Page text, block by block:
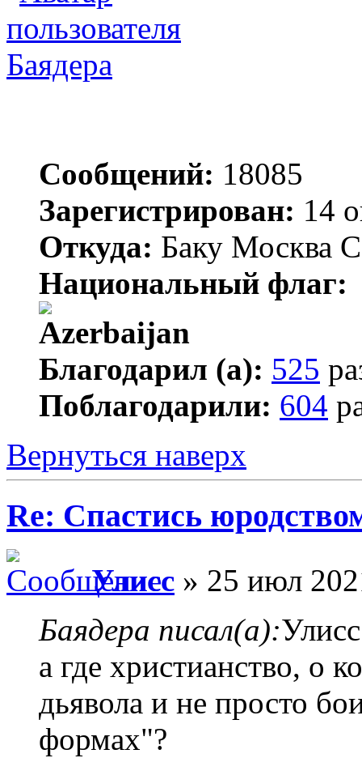
Баядера
Сообщений: 18085
Зарегистрирован: 14
Откуда: Баку Москва
Национальный флаг:
Благодарил (а): 525
Поблагодарили: 604
Вернуться наверх
Re: Спастись
Улисс » 25 июл
Баядера писал(а):
а где христианство, о
дьявола и не просто
формах"?